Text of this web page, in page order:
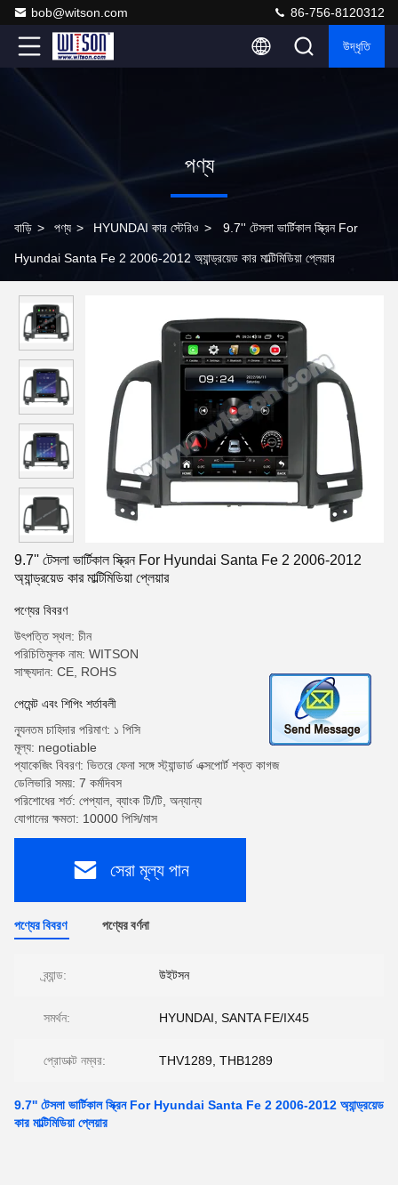
bob@witson.com 86-756-8120312
উদ্ধৃতি
পণ্য
বাড়ি > পণ্য > HYUNDAI কার স্টেরিও > 9.7'' টেসলা ভার্টিকাল স্ক্রিন For
Hyundai Santa Fe 2 2006-2012 অ্যান্ড্রয়েড কার মাল্টিমিডিয়া প্লেয়ার
9.7'' টেসলা ভার্টিকাল স্ক্রিন For Hyundai Santa Fe 2 2006-2012
অ্যান্ড্রয়েড কার মাল্টিমিডিয়া প্লেয়ার
পণ্যের বিবরণ
উৎপত্তি স্থল: চীন
পরিচিতিমুলক নাম: WITSON
সাক্ষ্যদান: CE, ROHS
পেমেন্ট এবং শিপিং শর্তাবলী
ন্যূনতম চাহিদার পরিমাণ: ১ পিসি
মূল্য: negotiable
প্যাকেজিং বিবরণ: ভিতরে ফেনা সঙ্গে স্ট্যান্ডার্ড এক্সপোর্ট শক্ত কাগজ
ডেলিভারি সময়: 7 কর্মদিবস
পরিশোধের শর্ত: পেপ্যাল, ব্যাংক টি/টি, অন্যান্য
যোগানের ক্ষমতা: 10000 পিসি/মাস
সেরা মূল্য পান
পণ্যের বিবরণ পণ্যের বর্ণনা
ব্র্যান্ড: উইটসন
সমর্থন: HYUNDAI, SANTA FE/IX45
প্রোডাক্ট নম্বর: THV1289, THB1289
9.7'' টেসলা ভার্টিকাল স্ক্রিন For Hyundai Santa Fe 2 2006-2012 অ্যান্ড্রয়েড
কার মাল্টিমিডিয়া প্লেয়ার